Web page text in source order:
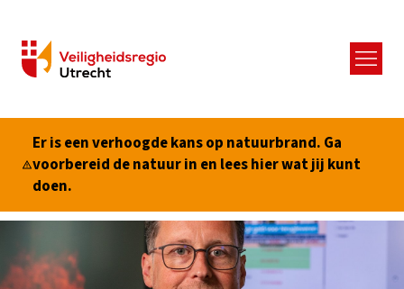
Menu
Er is een verhoogde kans op natuurbrand. Ga
voorbereid de natuur in en lees hier wat jij kunt
doen.